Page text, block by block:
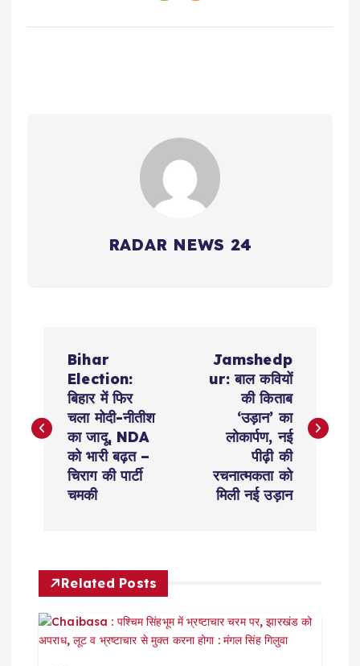
RADAR NEWS 24
s
v
Bihar
Election:
बिहार में फिर
चला मोदी-नीतीश
का जादू, NDA
को भारी बढ़त –
चिराग की पार्टी
चमकी
Jamshedp
ur: बाल कवियों
की किताब
‘उड़ान’ का
लोकार्पण, नई
पीढ़ी की
रचनात्मकता को
मिली नई उड़ान
Related Posts